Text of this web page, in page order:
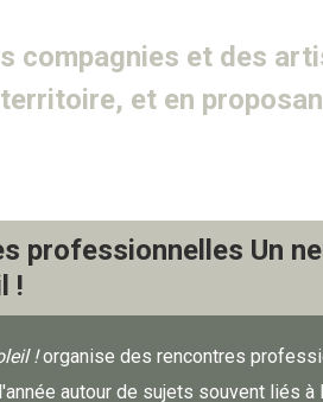
compagnies et des
et en
professionnelles Un
!
!organise des rencontres
autour de sujets souvent liés à